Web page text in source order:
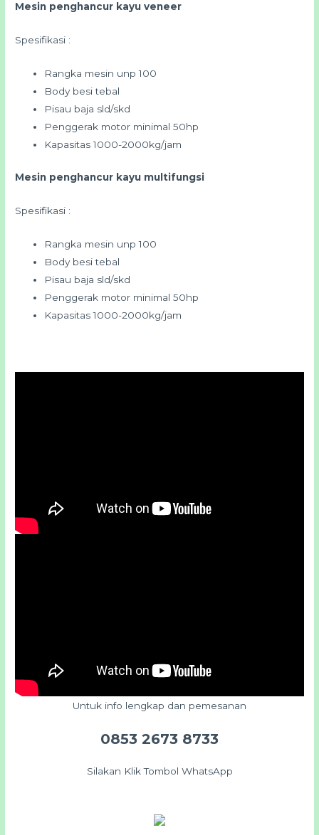
Mesin penghancur kayu veneer
Spesifikasi :
Rangka mesin unp 100
Body besi tebal
Pisau baja sld/skd
Penggerak motor minimal 50hp
Kapasitas 1000-2000kg/jam
Mesin penghancur kayu multifungsi
Spesifikasi :
Rangka mesin unp 100
Body besi tebal
Pisau baja sld/skd
Penggerak motor minimal 50hp
Kapasitas 1000-2000kg/jam
Untuk info lengkap dan pemesanan
0853 2673 8733
Silakan Klik Tombol WhatsApp